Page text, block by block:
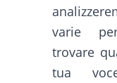
varie
trovare
tua